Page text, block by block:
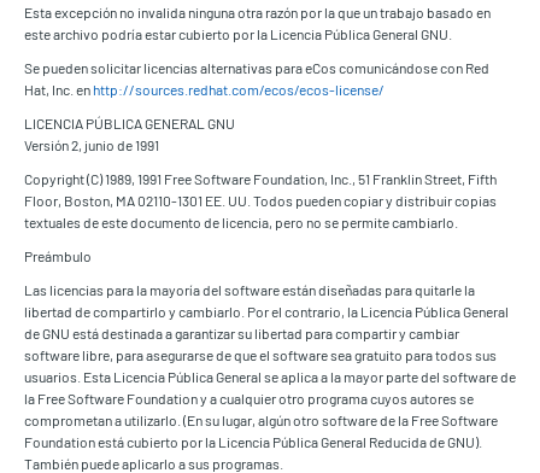
Esta excepción no invalida ninguna otra razón por la que un trabajo basado en
este archivo podría estar cubierto por la Licencia Pública General GNU.
Se pueden solicitar licencias alternativas para eCos comunicándose con Red
Hat, Inc. en http://sources.redhat.com/ecos/ecos-license/
LICENCIA PÚBLICA GENERAL GNU
Versión 2, junio de 1991
Copyright (C) 1989, 1991 Free Software Foundation, Inc., 51 Franklin Street, Fifth
Floor, Boston, MA 02110-1301 EE. UU. Todos pueden copiar y distribuir copias
textuales de este documento de licencia, pero no se permite cambiarlo.
Preámbulo
Las licencias para la mayoría del software están diseñadas para quitarle la
libertad de compartirlo y cambiarlo. Por el contrario, la Licencia Pública General
de GNU está destinada a garantizar su libertad para compartir y cambiar
software libre, para asegurarse de que el software sea gratuito para todos sus
usuarios. Esta Licencia Pública General se aplica a la mayor parte del software de
la Free Software Foundation y a cualquier otro programa cuyos autores se
comprometan a utilizarlo. (En su lugar, algún otro software de la Free Software
Foundation está cubierto por la Licencia Pública General Reducida de GNU).
También puede aplicarlo a sus programas.